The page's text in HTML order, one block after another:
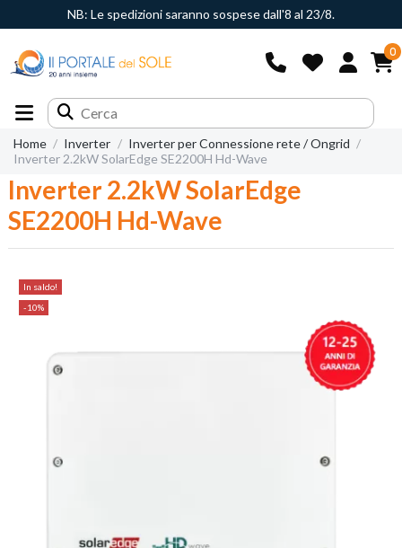
NB: Le spedizioni saranno sospese dall'8 al 23/8.
0
Home Inverter
Inverter per Connessione rete / Ongrid
Inverter 2.2kW SolarEdge SE2200H Hd-Wave
Inverter 2.2kW SolarEdge
SE2200H Hd-Wave
In saldo!
-10%